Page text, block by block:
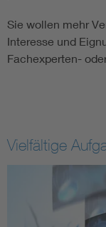
Sie wollen mehr
Interesse und
Fachexperten-
Vielfältige